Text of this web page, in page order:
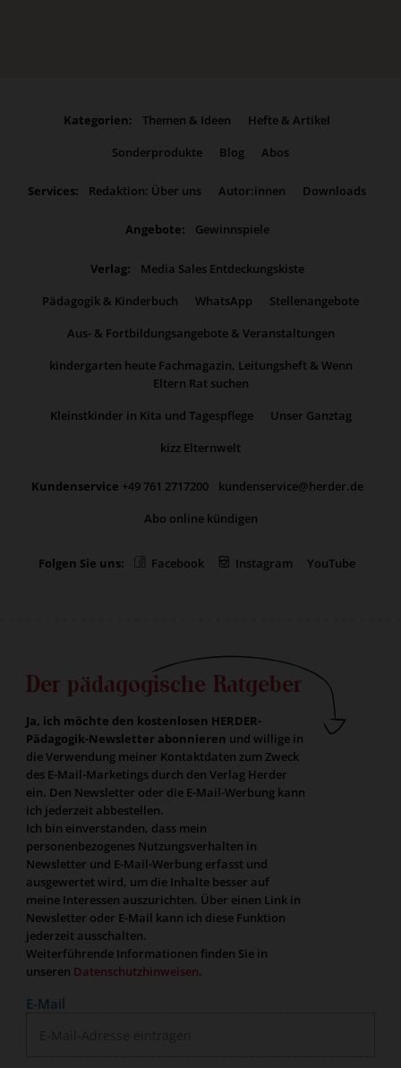
Kategorien: Themen & Ideen
Hefte & Artikel
Sonderprodukte
Blog Abos
Services: Redaktion: Über uns Autor:innen Downloads
Angebote: Gewinnspiele
Verlag:
Media Sales Entdeckungskiste
Pädagogik & Kinderbuch
WhatsApp
Stellenangebote
Aus- & Fortbildungsangebote & Veranstaltungen
kindergarten heute Fachmagazin, Leitungsheft & Wenn
Eltern Rat suchen
Kleinstkinder in Kita und Tagespflege
Unser Ganztag
kizz Elternwelt
Kundenservice +49 761 2717200
kundenservice@herder.de
Abo online kündigen
Folgen Sie uns: Facebook Instagram YouTube
Der pädagogische Ratgeber
Ja, ich möchte den kostenlosen HERDER-
Pädagogik-Newsletter abonnieren und willige in
die Verwendung meiner Kontaktdaten zum Zweck
des E-Mail-Marketings durch den Verlag Herder
ein. Den Newsletter oder die E-Mail-Werbung kann
ich jederzeit abbestellen.
Ich bin einverstanden, dass mein
personenbezogenes Nutzungsverhalten in
Newsletter und E-Mail-Werbung erfasst und
ausgewertet wird, um die Inhalte besser auf
meine Interessen auszurichten. Über einen Link in
Newsletter oder E-Mail kann ich diese Funktion
jederzeit ausschalten.
Weiterführende Informationen finden Sie in
unseren Datenschutzhinweisen.
E-Mail